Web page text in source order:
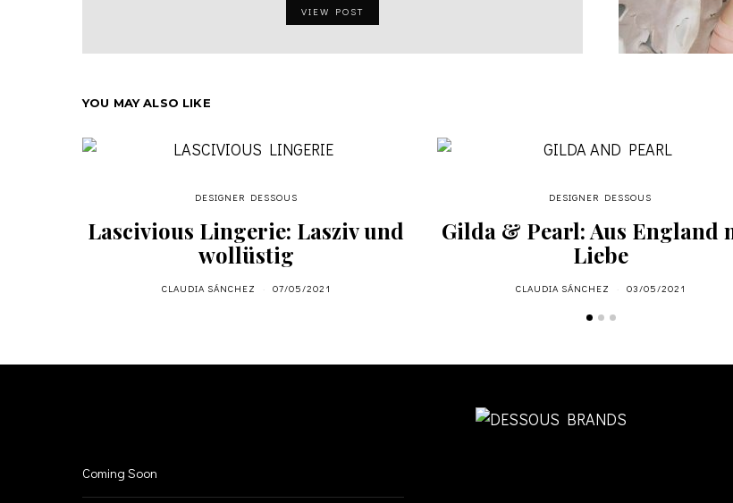
VIEW POST
YOU MAY ALSO LIKE
DESIGNER DESSOUS
Lascivious Lingerie: Lasziv und
wollüstig
CLAUDIA SÁNCHEZ 07/05/2021
DESIGNER DESSOUS
Gilda & Pearl: Aus England
Liebe
CLAUDIA SÁNCHEZ 03/05/2021
Coming Soon